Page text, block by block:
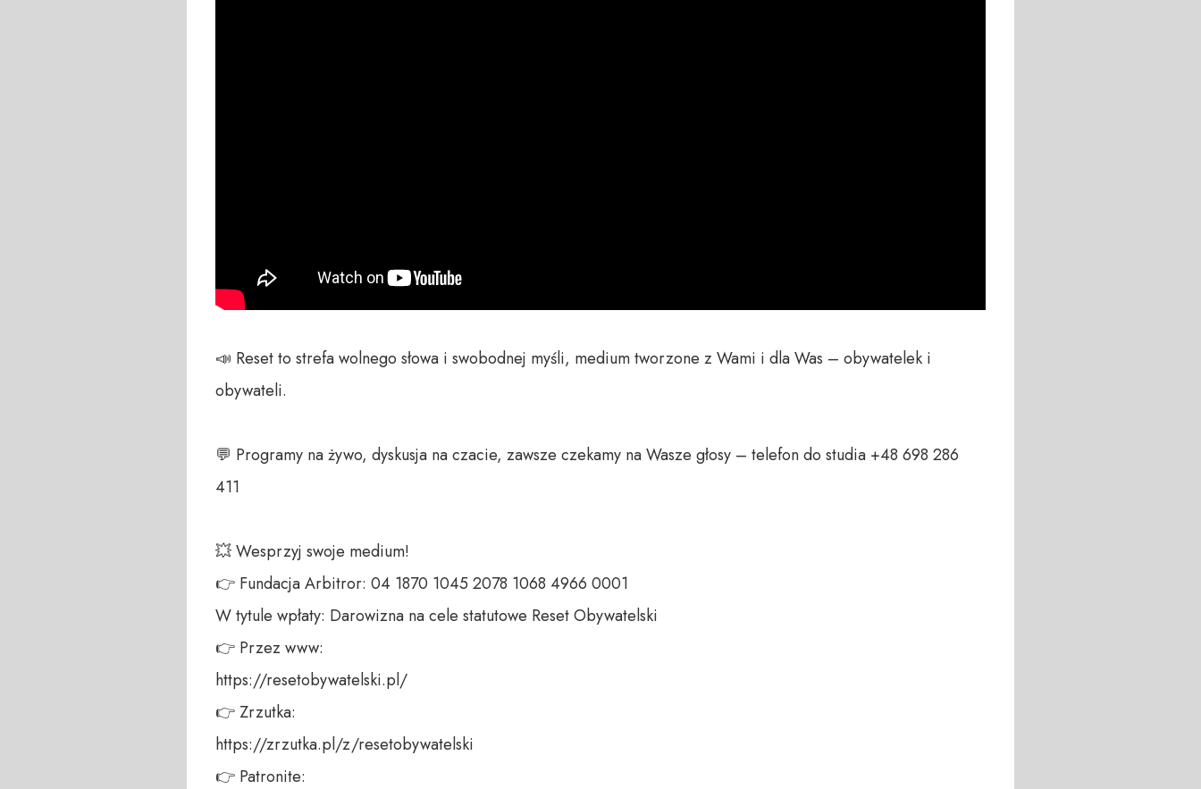
📣 Reset to strefa wolnego słowa i swobodnej myśli, medium tworzone z Wami i dla Was – obywatelek i
obywateli.
💬 Programy na żywo, dyskusja na czacie, zawsze czekamy na Wasze głosy – telefon do studia +48 698 286
411
💥 Wesprzyj swoje medium!
👉 Fundacja Arbitror: 04 1870 1045 2078 1068 4966 0001
W tytule wpłaty: Darowizna na cele statutowe Reset Obywatelski
👉 Przez www:
https://resetobywatelski.pl/
👉 Zrzutka:
https://zrzutka.pl/z/resetobywatelski
👉 Patronite: